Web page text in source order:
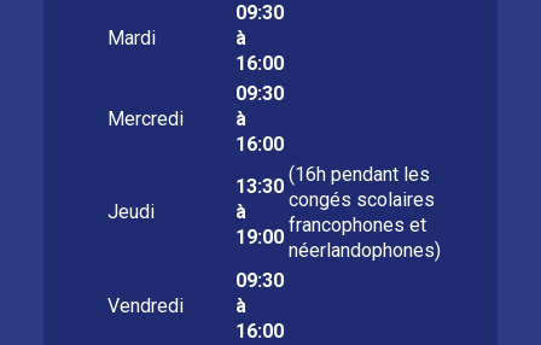
Mardi
09:30
à
16:00
Mercredi
09:30
à
16:00
Jeudi
13:30
à
19:00
(16h pendant les
congés scolaires
francophones et
néerlandophones)
Vendredi
09:30
à
16:00